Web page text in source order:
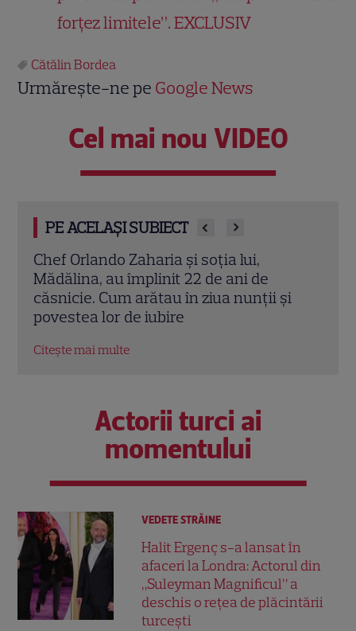
forţez limitele”. EXCLUSIV
Cătălin Bordea
Urmărește-ne pe Google News
Cel mai nou VIDEO
PE ACELAȘI SUBIECT
Cine este Cosmin Curticăpean, soțul
Laurei Cosoi. Afaceri, vârstă și povestea
de iubire care durează de peste 10 ani
Citește mai multe
Actorii turci ai
momentului
VEDETE STRĂINE
Halit Ergenç s-a lansat în
afaceri la Londra: Actorul din
„Suleyman Magnificul” a
deschis o rețea de plăcintării
turcești